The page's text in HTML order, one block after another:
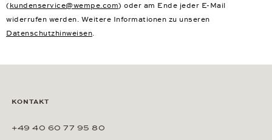
( kundenservice@wempe.com) oder am Ende jeder E-Mail
widerrufen werden. Weitere Informationen zu unseren
Datenschutzhinweisen
KONTAKT
+49 40 60 77 95 80